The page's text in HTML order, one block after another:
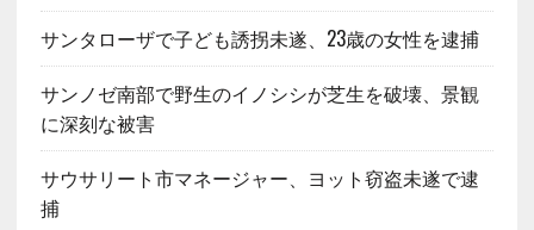
サンタローザで子ども誘拐未遂、23歳の女性を逮捕
サンノゼ南部で野生のイノシシが芝生を破壊、景観
に深刻な被害
サウサリート市マネージャー、ヨット窃盗未遂で逮
捕